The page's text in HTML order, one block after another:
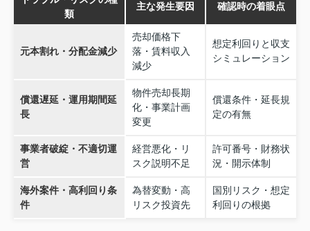
類
主な発生要因 確認時の着眼点
元本割れ・分配金減少
売却価格下
落・賃料収入
減少
想定利回りと収支
シミュレーション
償還遅延・運用期間延
長
物件売却長期
化・事業計画
変更
償還条件・延長規
定の有無
事業者破綻・不適切運
営
経営悪化・リ
スク説明不足
許可番号・財務状
況・開示体制
海外案件・高利回り条
件
為替変動・高
リスク投資先
国別リスク・想定
利回りの根拠